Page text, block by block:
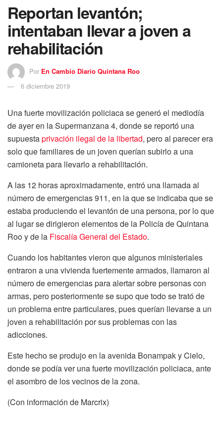
Reportan levantón;
intentaban llevar a joven a
rehabilitación
Por En Cambio Diario Quintana Roo
6 diciembre 2019
Una fuerte movilización policiaca se generó el mediodía
de ayer en la Supermanzana 4, donde se reportó una
supuestaprivación ilegal de la libertad, pero al parecer era
solo que familiares de un joven querían subirlo a una
camioneta para llevarlo a rehabilitación.
A las 12 horas aproximadamente, entró una llamada al
número de emergencias 911, en la que se indicaba que se
estaba produciendo el levantón de una persona, por lo que
al lugar se dirigieron elementos de la Policía de Quintana
Roo y de la Fiscalía General del Estado.
Cuando los habitantes vieron que algunos ministeriales
entraron a una vivienda fuertemente armados, llamaron al
número de emergencias para alertar sobre personas con
armas, pero posteriormente se supo que todo se trató de
un problema entre particulares, pues querían llevarse a un
joven a rehabilitación por sus problemas con las
adicciones.
Este hecho se produjo en la avenida Bonampak y Cielo,
donde se podía ver una fuerte movilización policiaca, ante
el asombro de los vecinos de la zona.
(Con información de Marcrix)